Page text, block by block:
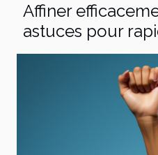
Affiner
astuces pour